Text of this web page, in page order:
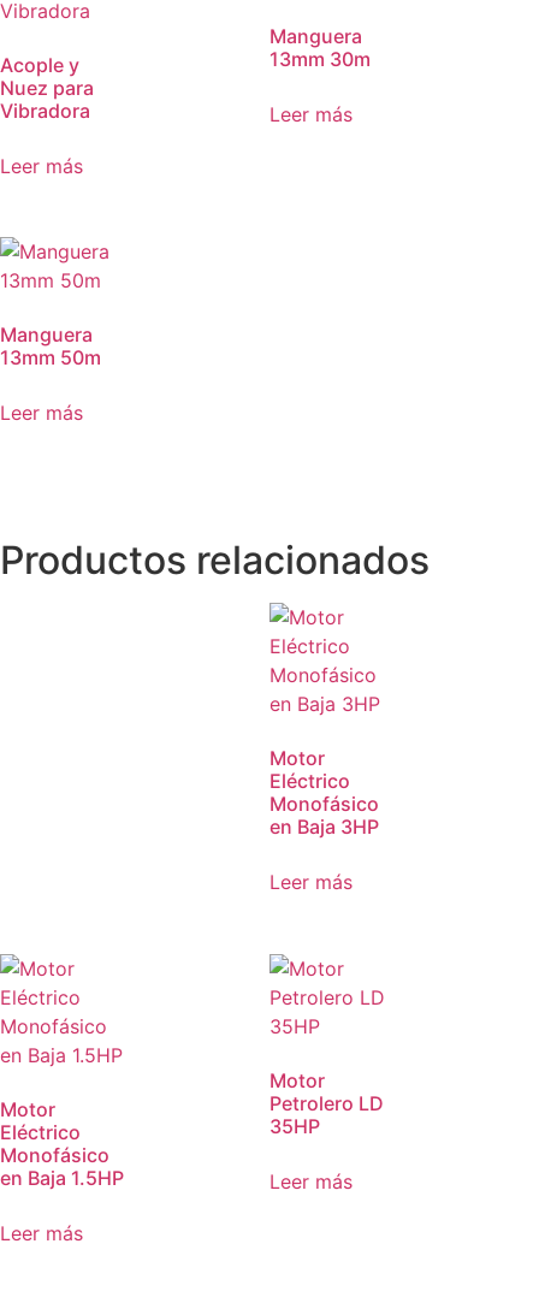
Acople y
Nuez para
Vibradora
Leer más
Manguera
13mm 30m
Leer más
Manguera
13mm 50m
Leer más
Productos relacionados
Motor
Eléctrico
Monofásico
en Baja 3HP
Leer más
Motor
Eléctrico
Monofásico
en Baja 1.5HP
Leer más
Motor
Petrolero LD
35HP
Leer más